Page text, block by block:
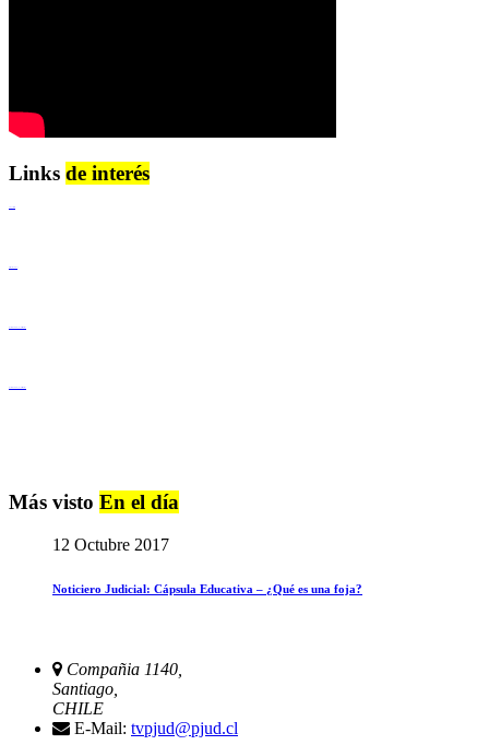
Links de interés
Más visto En el día
12 Octubre 2017
Noticiero Judicial: Cápsula Educativa – ¿Qué es una foja?
Compañia 1140,
Santiago,
CHILE
E-Mail: tvpjud@pjud.cl